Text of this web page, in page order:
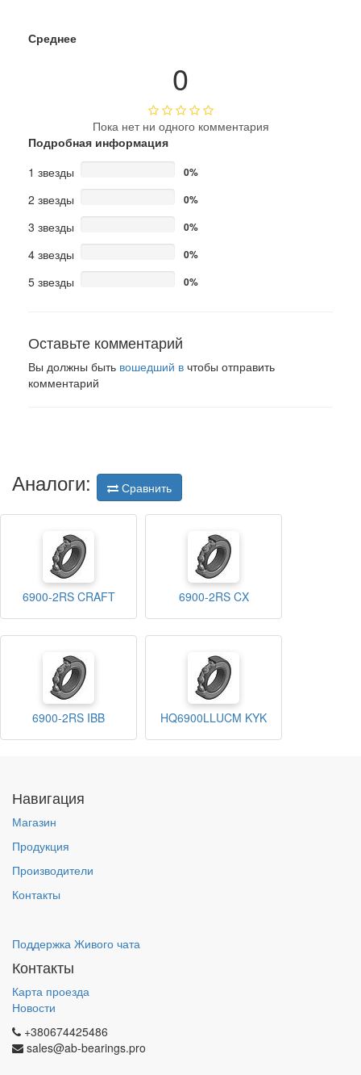
Среднее
0
Пока нет ни одного комментария
Подробная информация
1 звезды
0%
2 звезды 0%
3 звезды 0%
4 звезды 0%
5 звезды 0%
Оставьте комментарий
Вы должны быть вошедший в чтобы отправить
комментарий
Аналоги: Сравнить
6900-2RS CRAFT 6900-2RS CX
6900-2RS IBB HQ6900LLUCM KYK
Навигация
Магазин
Продукция
Производители
Контакты
Поддержка Живого чата
Контакты
Карта проезда
Новости
+380674425486
sales@ab-bearings.pro